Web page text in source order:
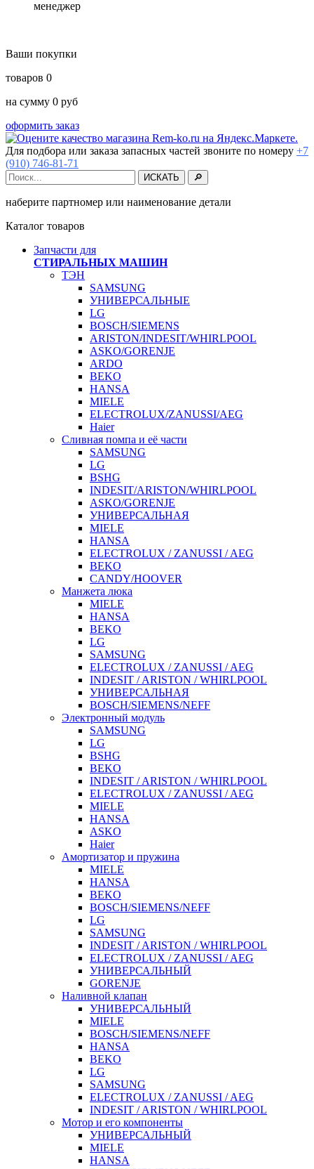
менеджер
Ваши покупки
товаров 0
на сумму 0 руб
оформить заказ
Для подбора или заказа запасных частей звоните по номеру +7
(910) 746-81-71
наберите партномер или наименование детали
Каталог товаров
Запчасти для
СТИРАЛЬНЫХ МАШИН
ТЭН
SAMSUNG
УНИВЕРСАЛЬНЫЕ
LG
BOSCH/SIEMENS
ARISTON/INDESIT/WHIRLPOOL
ASKO/GORENJE
ARDO
BEKO
HANSA
MIELE
ELECTROLUX/ZANUSSI/AEG
Haier
Сливная помпа и её части
SAMSUNG
LG
BSHG
INDESIT/ARISTON/WHIRLPOOL
ASKO/GORENJE
УНИВЕРСАЛЬНАЯ
MIELE
HANSA
ELECTROLUX / ZANUSSI / AEG
BEKO
CANDY/HOOVER
Манжета люка
MIELE
HANSA
BEKO
LG
SAMSUNG
ELECTROLUX / ZANUSSI / AEG
INDESIT / ARISTON / WHIRLPOOL
УНИВЕРСАЛЬНАЯ
BOSCH/SIEMENS/NEFF
Электронный модуль
SAMSUNG
LG
BSHG
BEKO
INDESIT / ARISTON / WHIRLPOOL
ELECTROLUX / ZANUSSI / AEG
MIELE
HANSA
ASKO
Haier
Амортизатор и пружина
MIELE
HANSA
BEKO
BOSCH/SIEMENS/NEFF
LG
SAMSUNG
INDESIT / ARISTON / WHIRLPOOL
ELECTROLUX / ZANUSSI / AEG
УНИВЕРСАЛЬНЫЙ
GORENJE
Наливной клапан
УНИВЕРСАЛЬНЫЙ
MIELE
BOSCH/SIEMENS/NEFF
HANSA
BEKO
LG
SAMSUNG
ELECTROLUX / ZANUSSI / AEG
INDESIT / ARISTON / WHIRLPOOL
Мотор и его компоненты
УНИВЕРСАЛЬНЫЙ
MIELE
HANSA